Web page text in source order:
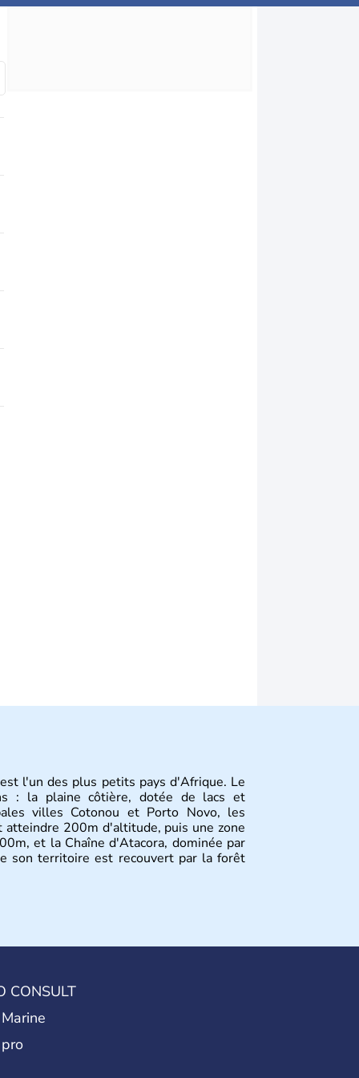
l'un des plus petits pays d'Afrique. Le
: la plaine côtière, dotée de lacs et
villes Cotonou et Porto Novo, les
atteindre 200m d'altitude, puis une zone
et la Chaîne d'Atacora, dominée par
son territoire est recouvert par la forêt
CONSULT